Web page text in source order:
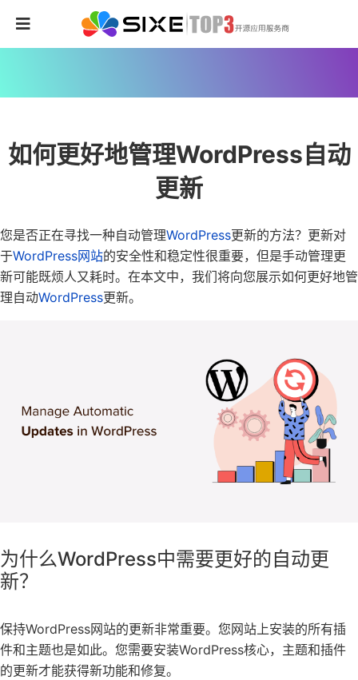
如何更好地管理WordPress自动
更新
您是否正在寻找一种自动管理WordPress更新的方法？ 更新对
于WordPress网站的安全性和稳定性很重要，但是手动管理更
新可能既烦人又耗时。 在本文中，我们将向您展示如何更好地管
理自动WordPress更新。
为什么WordPress中需要更好的自动更
新？
保持WordPress网站的更新非常重要。您网站上安装的所有插
件和主题也是如此。您需要安装WordPress核心，主题和插件
的更新才能获得新功能和修复。